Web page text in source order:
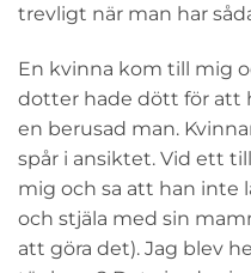
trevligt när man har
En kvinna kom till mig
dotter hade dött för att
en berusad man.
spår i ansiktet. Vid ett
mig och sa att han inte
och stjäla med sin
att göra det). Jag blev